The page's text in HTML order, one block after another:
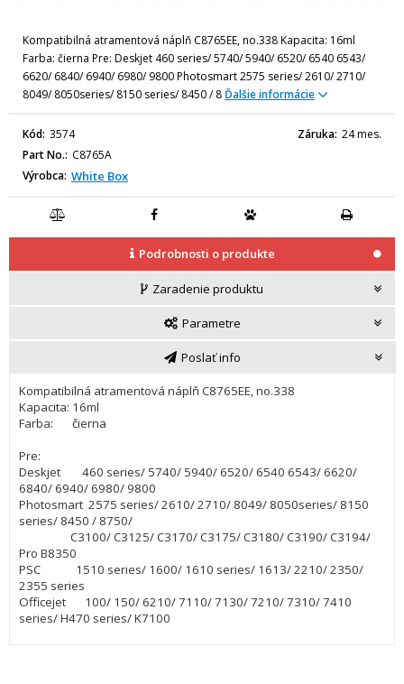
Kompatibilná atramentová náplň C8765EE, no.338 Kapacita: 16ml
Farba: čierna Pre: Deskjet 460 series/ 5740/ 5940/ 6520/ 6540 6543/
6620/ 6840/ 6940/ 6980/ 9800 Photosmart 2575 series/ 2610/ 2710/
8049/ 8050series/ 8150 series/ 8450 / 8 Ďalšie informácie
Kód 3574
Part No. C8765A
Výrobca White Box
Záruka 24 mes.
Podrobnosti o produkte
Zaradenie produktu
Parametre
Poslať info
Kompatibilná atramentová náplň C8765EE, no.338
Kapacita: 16ml
Farba: čierna
Pre:
Deskjet 460 series/ 5740/ 5940/ 6520/ 6540 6543/ 6620/
6840/ 6940/ 6980/ 9800
Photosmart 2575 series/ 2610/ 2710/ 8049/ 8050series/ 8150
series/ 8450 / 8750/
C3100/ C3125/ C3170/ C3175/ C3180/ C3190/ C3194/
Pro B8350
PSC 1510 series/ 1600/ 1610 series/ 1613/ 2210/ 2350/
2355 series
Officejet 100/ 150/ 6210/ 7110/ 7130/ 7210/ 7310/ 7410
series/ H470 series/ K7100